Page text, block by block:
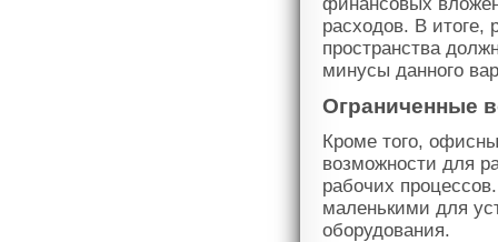
расходов. В итоге,
пространства
минусы данного
Ограниченные
Кроме того,
возможности для
рабочих
маленькими для
оборудования.